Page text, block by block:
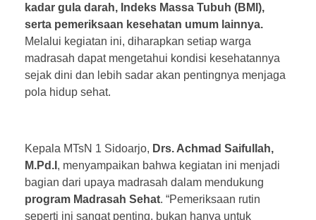
kadar gula darah, Indeks Massa Tubuh (BMI),
serta pemeriksaan kesehatan umum lainnya.
Melalui kegiatan ini, diharapkan setiap warga
madrasah dapat mengetahui kondisi kesehatannya
sejak dini dan lebih sadar akan pentingnya menjaga
pola hidup sehat.
Kepala MTsN 1 Sidoarjo, Drs. Achmad Saifullah,
M.Pd.I , menyampaikan bahwa kegiatan ini menjadi
bagian dari upaya madrasah dalam mendukung
program Madrasah Sehat. “Pemeriksaan rutin
seperti ini sangat penting, bukan hanya untuk